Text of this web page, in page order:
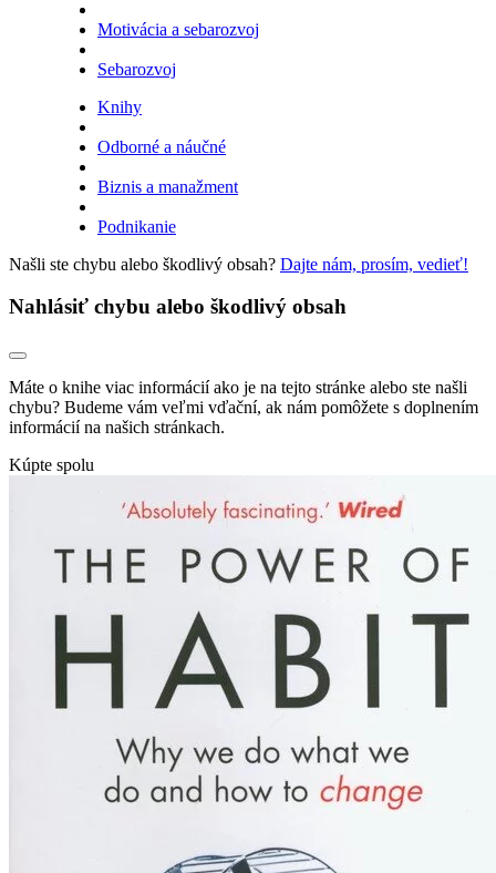
Motivácia a sebarozvoj
Sebarozvoj
Knihy
Odborné a náučné
Biznis a manažment
Podnikanie
Našli ste chybu alebo škodlivý obsah? Dajte nám, prosím, vedieť!
Nahlásiť chybu alebo škodlivý obsah
Máte o knihe viac informácií ako je na tejto stránke alebo ste našli
chybu? Budeme vám veľmi vďační, ak nám pomôžete s doplnením
informácií na našich stránkach.
Kúpte spolu